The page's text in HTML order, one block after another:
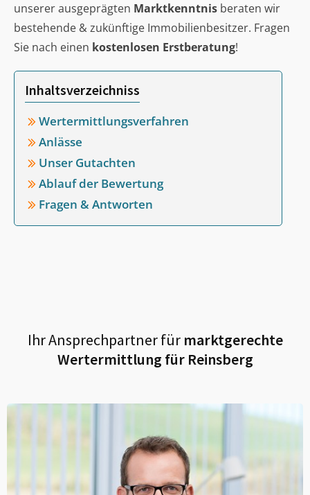
unserer ausgeprägten Marktkenntnis beraten wir
bestehende & zukünftige Immobilienbesitzer. Fragen
Sie nach einen kostenlosen Erstberatung!
Inhaltsverzeichniss
Wertermittlungsverfahren
Anlässe
Unser Gutachten
Ablauf der Bewertung
Fragen & Antworten
Ihr Ansprechpartner fürmarktgerechte
Wertermittlung für Reinsberg